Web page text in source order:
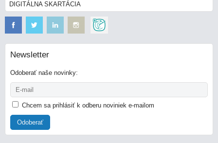
DIGITÁLNA SKARTÁCIA
Newsletter
Odoberať naše novinky:
Chcem sa prihlásiť k odberu noviniek e-mailom
Odoberať